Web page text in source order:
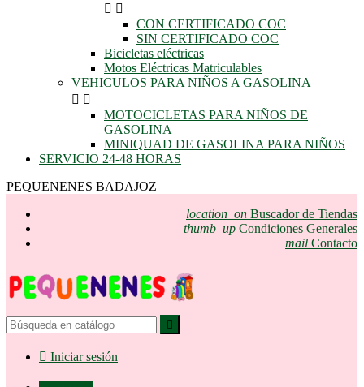
 
CON CERTIFICADO COC
SIN CERTIFICADO COC
Bicicletas eléctricas
Motos Eléctricas Matriculables
VEHICULOS PARA NIÑOS A GASOLINA
 
MOTOCICLETAS PARA NIÑOS DE
GASOLINA
MINIQUAD DE GASOLINA PARA NIÑOS
SERVICIO 24-48 HORAS
PEQUENENES BADAJOZ
location_on Buscador de Tiendas
thumb_up Condiciones Generales
mail Contacto

 Iniciar sesión